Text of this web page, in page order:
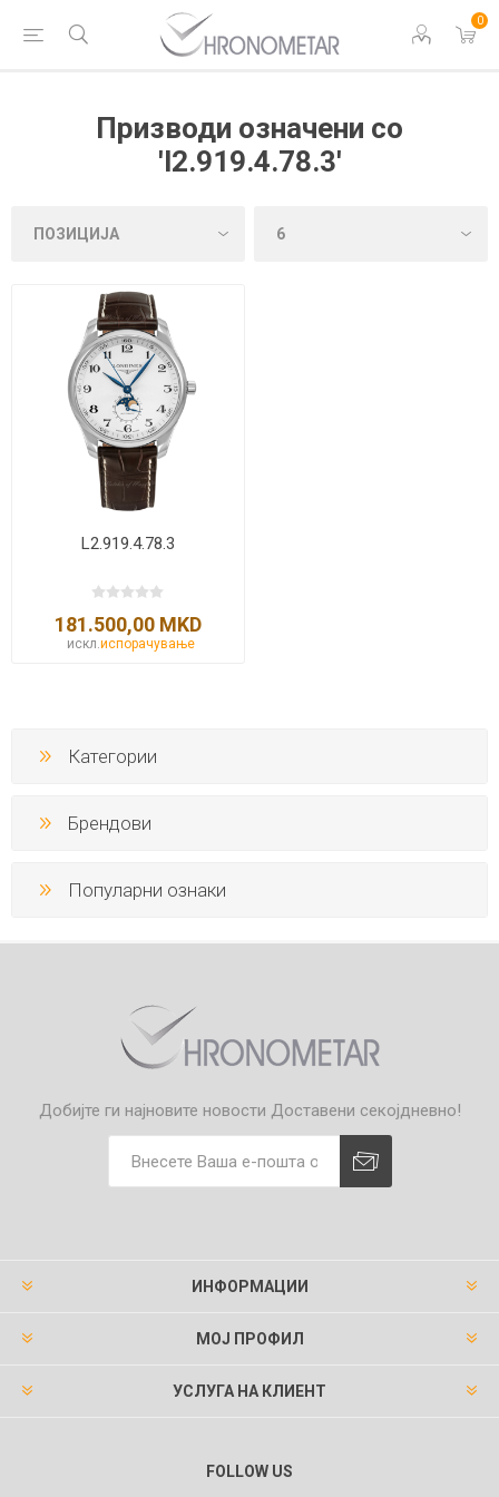
0
Призводи означени со
'l2.919.4.78.3'
L2.919.4.78.3
181.500,00 MKD
искл. испорачување
Категории
Брендови
Популарни ознаки
Добијте ги најновите новости Доставени секојдневно!
ИНФОРМАЦИИ
МОЈ ПРОФИЛ
УСЛУГА НА КЛИЕНТ
FOLLOW US